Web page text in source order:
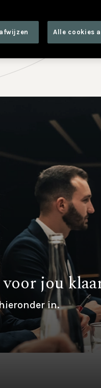
jou
in.
Alle cookies